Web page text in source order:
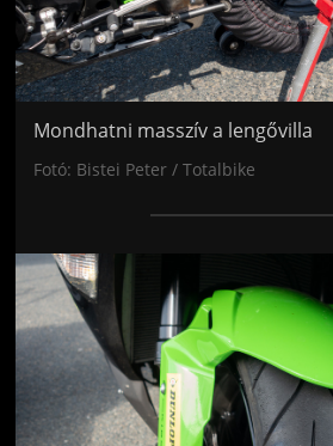
Mondhatni masszív a lengővilla
Fotó: Bistei Peter / Totalbike
Jön még kép!